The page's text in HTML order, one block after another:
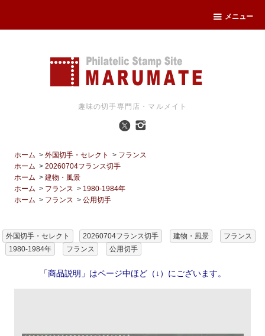
メニュー
趣味の切手専門店・マルメイト
ホーム >外国切手・セレクト > フランス
ホーム >20260704フランス切手
ホーム >建物・風景
ホーム > フランス > 1980-1984年
ホーム > フランス >公用切手
外国切手・セレクト 20260704フランス切手 建物・風景
フランス
1980-1984年
フランス 公用切手
「商品説明」はページ中ほど（↓）にございます。